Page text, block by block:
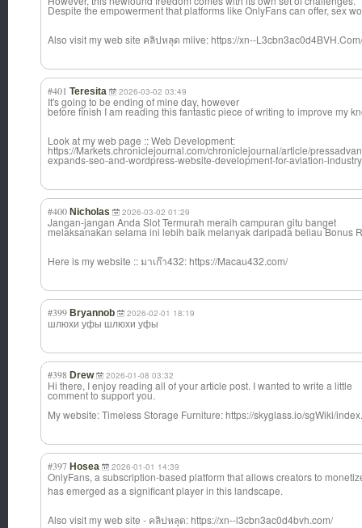
Despite the empowerment that platforms like OnlyFans can offer, sex
Also visit my web site คลิปหลุด mlive: https://xn--
#401 Teresita 2026-03-02 03:49
It's going to be ending of mine day, however
before finish I am reading this fantastic piece of writing to improve my
Look at my web page :: Web Development:
https://Markets.chroniclejournal.com/chroniclejournal/article/
expands-seo-and-wordpress-website-development-for-aviation-industry
#400 Nicholas 2026-03-02 01:29
Jangan-jangan Anda Slot Termurah meraih campuran gitu banget
melaksanakan selama ini lebih baik melanyak daripada beliau Bonus
Here is my website :: มาเก๊า432: https://Macau432.com/
#399 Bryannob 2026-02-01 18:19
шлюхи уфы шлюхи уфы
#398 Drew 2026-01-08 03:32
Hi there, I enjoy reading all of your article post. I wanted to write a little
comment to support you.
My website: Timeless Storage Furniture: https://skyglass.io/sgWiki/
#397 Hosea 2026-01-01 14:39
OnlyFans, a subscription-based platform that allows creators to
has emerged as a significant player in this landscape.
Also visit my web site - คลิปหลุด: https://xn--l3cbn3ac0d4bvh.com/